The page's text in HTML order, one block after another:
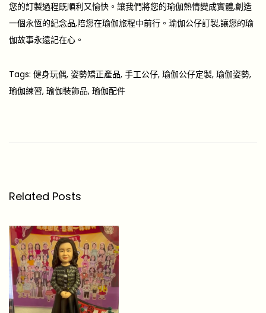
您的訂製過程既順利又愉快。讓我們將您的瑜伽熱情變成實體,創造
一個永恆的紀念品,陪您在瑜伽旅程中前行。瑜伽公仔訂製,讓您的瑜
伽故事永遠記在心。
Tags: 健身玩偶, 姿勢矯正產品, 手工公仔, 瑜伽公仔定製, 瑜伽姿勢,
瑜伽練習, 瑜伽裝飾品, 瑜伽配件
季
喜
:
1
0
款
讓
Related Posts